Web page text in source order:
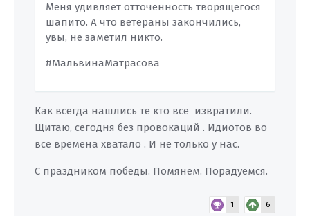
Меня удивляет отточенность творящегося
шапито. А что ветераны закончились,
увы, не заметил никто.
#МальвинаМатрасова
Как всегда нашлись те кто все извратили.
Щитаю, сегодня без провокаций . Идиотов во
все времена хватало . И не только у нас.
С праздником победы. Помянем. Порадуемся.
1 6